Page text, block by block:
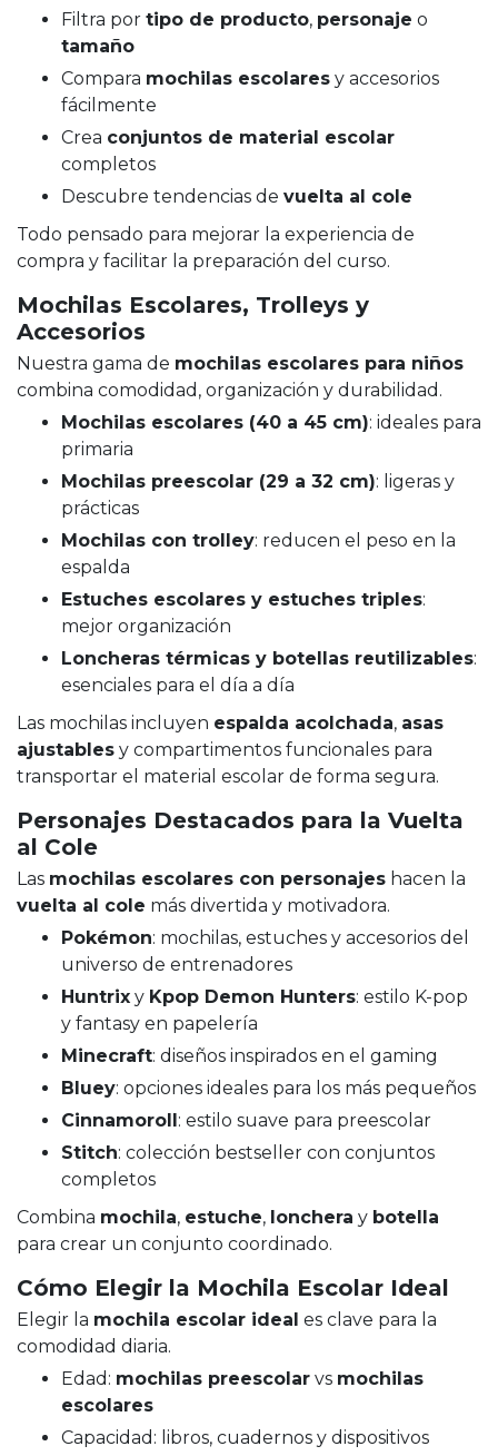
Filtra por tipo de producto, personaje o
tamaño
Compara mochilas escolares y accesorios
fácilmente
Crea conjuntos de material escolar
completos
Descubre tendencias de vuelta al cole
Todo pensado para mejorar la experiencia de
compra y facilitar la preparación del curso.
Mochilas Escolares, Trolleys y
Accesorios
Nuestra gama de mochilas escolares para niños
combina comodidad, organización y durabilidad.
Mochilas escolares (40 a 45 cm): ideales para
primaria
Mochilas preescolar (29 a 32 cm): ligeras y
prácticas
Mochilas con trolley: reducen el peso en la
espalda
Estuches escolares y estuches triples:
mejor organización
Loncheras térmicas y botellas reutilizables:
esenciales para el día a día
Las mochilas incluyen espalda acolchada, asas
ajustables y compartimentos funcionales para
transportar el material escolar de forma segura.
Personajes Destacados para la Vuelta
al Cole
Las mochilas escolares con personajes hacen la
vuelta al cole más divertida y motivadora.
Pokémon: mochilas, estuches y accesorios del
universo de entrenadores
Huntrix y Kpop Demon Hunters: estilo K-pop
y fantasy en papelería
Minecraft: diseños inspirados en el gaming
Bluey: opciones ideales para los más pequeños
Cinnamoroll : estilo suave para preescolar
Stitch: colección bestseller con conjuntos
completos
Combina mochila, estuche, lonchera y botella
para crear un conjunto coordinado.
Cómo Elegir la Mochila Escolar Ideal
Elegir la mochila escolar ideal es clave para la
comodidad diaria.
Edad: mochilas preescolar vs mochilas
escolares
Capacidad: libros, cuadernos y dispositivos